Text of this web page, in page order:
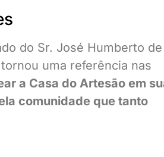
do Sr. José Humberto de
uma referência nas
a Casa do Artesão em
comunidade que tanto